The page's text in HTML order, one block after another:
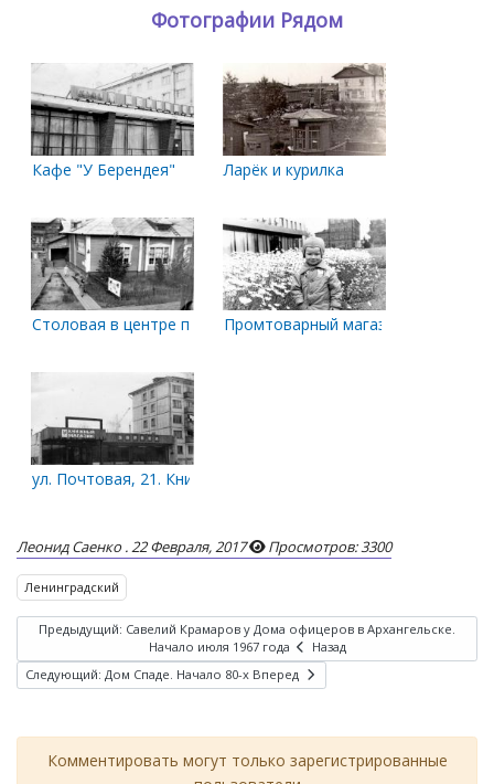
Фотографии Рядом
Кафе "У Берендея" Ларёк и курилка
Столовая в центре посёлка ЛДК им. Ленина
Промтоварный магазин и школа
ул. Почтовая, 21. Книжный магазин "Эврика"
Леонид Саенко .22 Февраля, 2017 Просмотров: 3300
Ленинградский
Предыдущий: Савелий Крамаров у Дома офицеров в Архангельске.
Начало июля 1967 года
Назад
Следующий: Дом Спаде. Начало 80-х Вперед
Комментировать могут только зарегистрированные